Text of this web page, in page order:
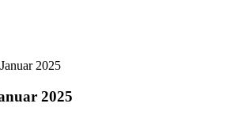
2025
2025